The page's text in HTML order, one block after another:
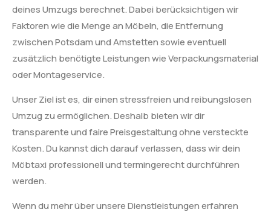
deines Umzugs berechnet. Dabei berücksichtigen wir
Faktoren wie die Menge an Möbeln, die Entfernung
zwischen Potsdam und Amstetten sowie eventuell
zusätzlich benötigte Leistungen wie Verpackungsmaterial
oder Montageservice.
Unser Ziel ist es, dir einen stressfreien und reibungslosen
Umzug zu ermöglichen. Deshalb bieten wir dir
transparente und faire Preisgestaltung ohne versteckte
Kosten. Du kannst dich darauf verlassen, dass wir dein
Möbtaxi professionell und termingerecht durchführen
werden.
Wenn du mehr über unsere Dienstleistungen erfahren